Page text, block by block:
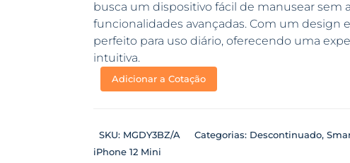
busca um dispositivo fácil de manusear sem
funcionalidades avançadas. Com um design
perfeito para uso diário, oferecendo uma
intuitiva.
Adicionar a Cotação
SKU: MGDY3BZ/A Categorias: Descontinuado,
iPhone 12 Mini